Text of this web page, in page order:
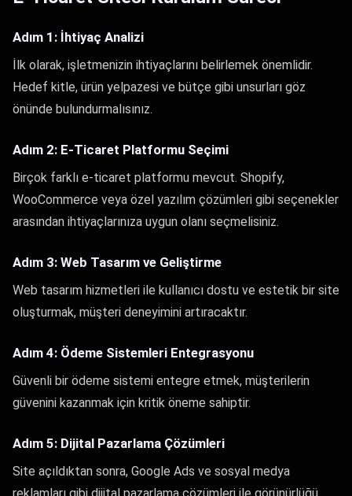
Adım 1: İhtiyaç Analizi
İlk olarak, işletmenizin ihtiyaçlarını belirlemek önemlidir.
Hedef kitle, ürün yelpazesi ve bütçe gibi unsurları göz
önünde bulundurmalısınız.
Adım 2: E-Ticaret Platformu Seçimi
Birçok farklı e-ticaret platformu mevcut. Shopify,
WooCommerce veya özel yazılım çözümleri gibi seçenekler
arasından ihtiyaçlarınıza uygun olanı seçmelisiniz.
Adım 3: Web Tasarım ve Geliştirme
Web tasarım hizmetleri ile kullanıcı dostu ve estetik bir site
oluşturmak, müşteri deneyimini artıracaktır.
Adım 4: Ödeme Sistemleri Entegrasyonu
Güvenli bir ödeme sistemi entegre etmek, müşterilerin
güvenini kazanmak için kritik öneme sahiptir.
Adım 5: Dijital Pazarlama Çözümleri
Site açıldıktan sonra, Google Ads ve sosyal medya